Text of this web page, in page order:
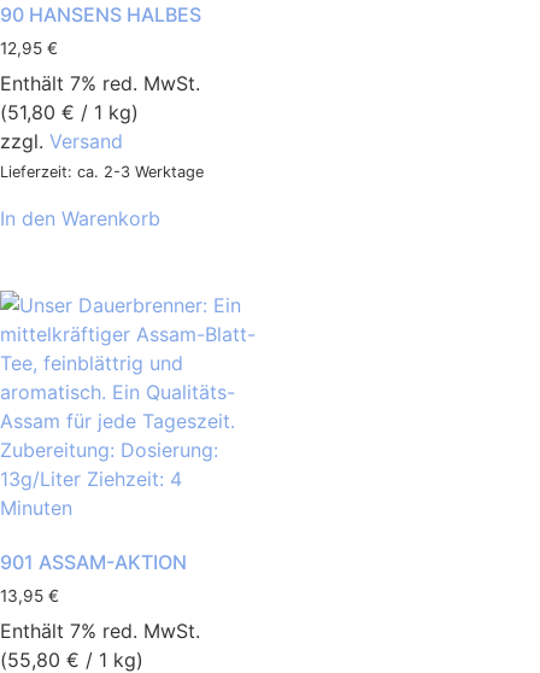
90 HANSENS HALBES
12,95 €
Enthält 7% red. MwSt.
(51,80 € / 1 kg)
zzgl. Versand
Lieferzeit: ca. 2-3 Werktage
In den Warenkorb
901 ASSAM-AKTION
13,95 €
Enthält 7% red. MwSt.
(55,80 € / 1 kg)